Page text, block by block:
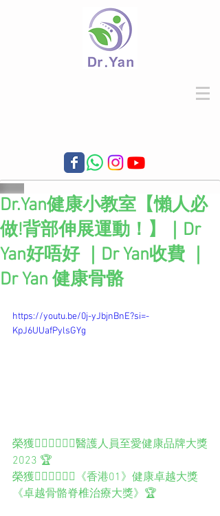
Dr.Yan健康小教室【懶人必
做!背部伸展運動！】｜Dr
Yan好唔好 ｜Dr Yan收費 ｜
Dr Yan 健康骨骼
https://youtu.be/0j-yJbjnBnE?si=-
KpJ6UUafPylsGYg
榮獲️👨🏻‍⚕️👩🏻‍⚕️醫護人員至愛健康品牌大獎
2023 🏆
榮獲👨🏻‍⚕️👩🏻‍⚕️《香港01》健康卓越大獎
《卓越骨骼脊椎治療大獎》🏆